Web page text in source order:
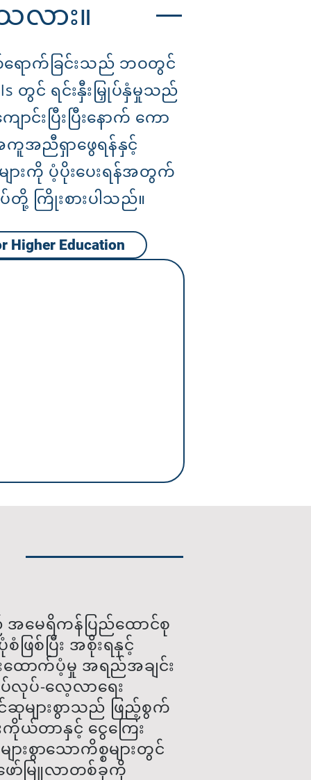
ား။
ရောက်ခြင်းသည် ဘဝတွင်
တွင် ရင်းနှီးမြှုပ်နှံမှုသည်
းပြီးပြီးနောက် ကော
ကူအညီရှာဖွေရန်နှင့်
ားကို ပံ့ပိုးပေးရန်အတွက်
ပ်တို့ ကြိုးစားပါသည်။
Higher Education
မေရိကန်ပြည်ထောင်စု
ြစ်ပြီး အစိုးရနှင့်
းထောက်ပံ့မှု အရည်အချင်း
ပ်လုပ်-လေ့လာရေး
များစွာသည် ဖြည့်စွက်
ကိုယ်တာနှင့် ငွေကြေး
စွာသောကိစ္စများတွင်
ော်မြူလာတစ်ခုကို